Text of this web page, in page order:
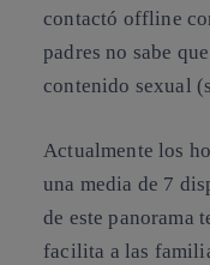
contactó offline
padres no sabe
contenido sexual
Actualmente los
una media de 7
de este panorama
facilita a las